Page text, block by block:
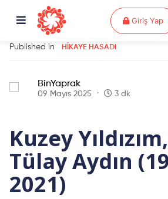
Giriş Yap
Published in HIKAYE HASADI
BinYaprak
09 Mayıs 2025 3 dk
Kuzey
Tülay Aydın
2021)